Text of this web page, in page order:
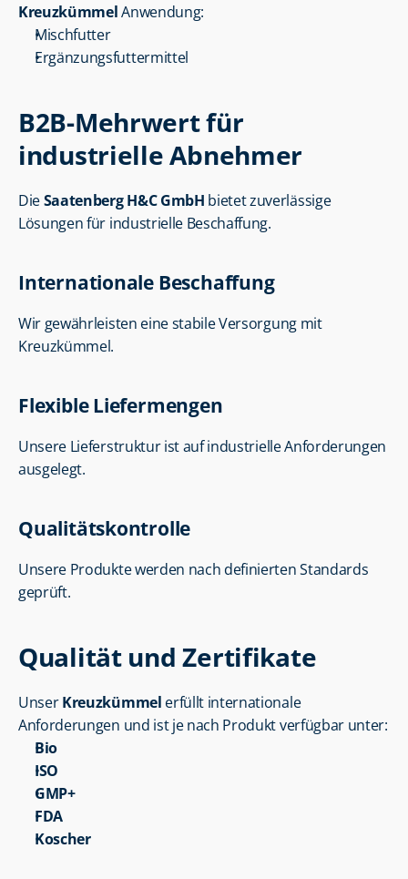
Kreuzkümmel Anwendung:
Mischfutter
Ergänzungsfuttermittel
B2B-Mehrwert für
industrielle Abnehmer
Die Saatenberg H&C GmbH bietet zuverlässige
Lösungen für industrielle Beschaffung.
Internationale Beschaffung
Wir gewährleisten eine stabile Versorgung mit
Kreuzkümmel.
Flexible Liefermengen
Unsere Lieferstruktur ist auf industrielle Anforderungen
ausgelegt.
Qualitätskontrolle
Unsere Produkte werden nach definierten Standards
geprüft.
Qualität und Zertifikate
Unser Kreuzkümmel erfüllt internationale
Anforderungen und ist je nach Produkt verfügbar unter:
Bio
ISO
GMP+
FDA
Koscher